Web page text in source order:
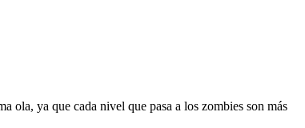
ola, ya que cada nivel que pasa a los zombies son más